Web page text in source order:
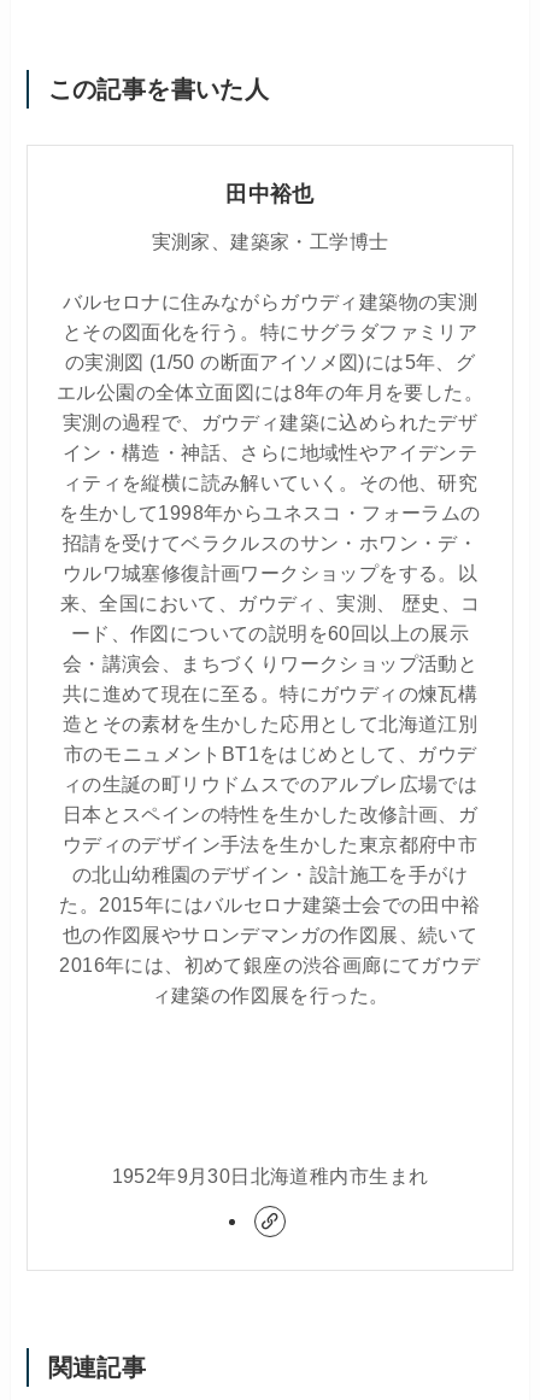
この記事を書いた人
田中裕也
実測家、建築家・工学博士
バルセロナに住みながらガウディ建築物の実測
とその図面化を行う。特にサグラダファミリア
の実測図 (1/50 の断面アイソメ図)には5年、グ
エル公園の全体立面図には8年の年月を要した。
実測の過程で、ガウディ建築に込められたデザ
イン・構造・神話、さらに地域性やアイデンテ
ィティを縦横に読み解いていく。その他、研究
を生かして1998年からユネスコ・フォーラムの
招請を受けてベラクルスのサン・ホワン・デ・
ウルワ城塞修復計画ワークショップをする。以
来、全国において、ガウディ、実測、 歴史、コ
ード、作図についての説明を60回以上の展示
会・講演会、まちづくりワークショップ活動と
共に進めて現在に至る。特にガウディの煉瓦構
造とその素材を生かした応用として北海道江別
市のモニュメントBT1をはじめとして、ガウデ
ィの生誕の町リウドムスでのアルブレ広場では
日本とスペインの特性を生かした改修計画、ガ
ウディのデザイン手法を生かした東京都府中市
の北山幼稚園のデザイン・設計施工を手がけ
た。2015年にはバルセロナ建築士会での田中裕
也の作図展やサロンデマンガの作図展、続いて
2016年には、初めて銀座の渋谷画廊にてガウデ
ィ建築の作図展を行った。
1952年9月30日北海道稚内市生まれ
関連記事